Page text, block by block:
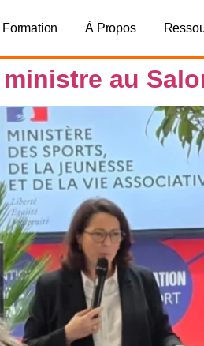
À Propos
au